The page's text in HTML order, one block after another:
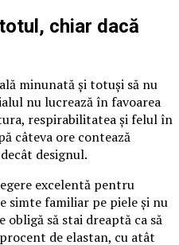
chiar dacă
minunată și totuși să nu
nu lucrează în favoarea
respirabilitatea și felul în
câteva ore contează
designul.
excelentă pentru
simte familiar pe piele și nu
obligă să stai dreaptă ca să
de elastan, cu atât